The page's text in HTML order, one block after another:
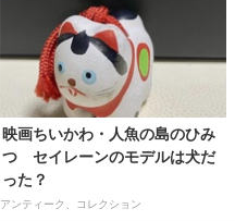
映画ちいかわ・人魚の島のひみ
つ セイレーンのモデルは犬だ
った？
アンティーク、コレクション